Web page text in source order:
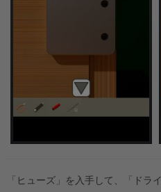
「ヒューズ」を入手して、「ドラ